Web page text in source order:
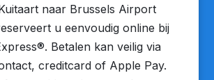
naar Brussels Airport
u eenvoudig online bij
Betalen kan veilig via
creditcard of Apple Pay.